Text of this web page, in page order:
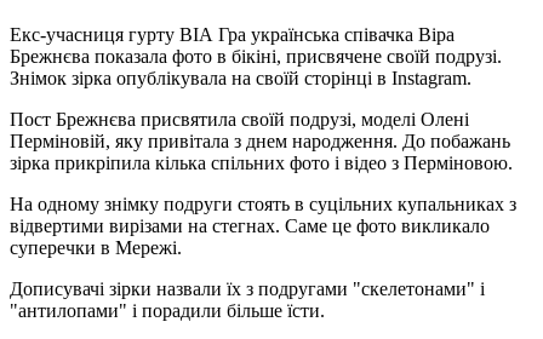
Екс-учасниця гурту ВІА Гра українська співачка Віра
Брежнєва показала фото в бікіні, присвячене своїй подрузі.
Знімок зірка опублікувала на своїй сторінці в Instagram.
Пост Брежнєва присвятила своїй подрузі, моделі Олені
Перміновій, яку привітала з днем ​​народження. До побажань
зірка прикріпила кілька спільних фото і відео з Перміновою.
На одному знімку подруги стоять в суцільних купальниках з
відвертими вирізами на стегнах. Саме це фото викликало
суперечки в Мережі.
Дописувачі зірки назвали їх з подругами "скелетонами" і
"антилопами" і порадили більше їсти.